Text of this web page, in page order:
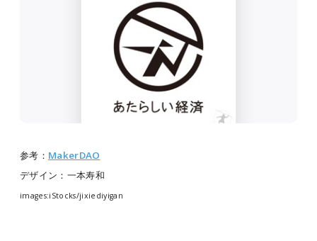
参考： MakerDAO
デザイン：一本寿和
images:iStocks/jixiediyigan